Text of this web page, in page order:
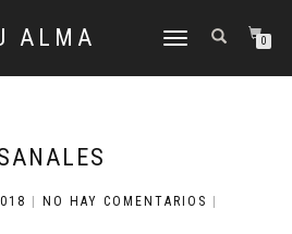
ALMA
CAMBIAR
0
NO HAY COMENTARIOS